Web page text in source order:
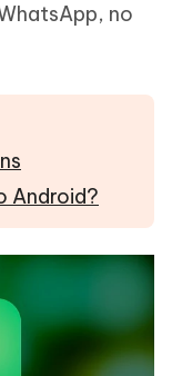
no
Android?